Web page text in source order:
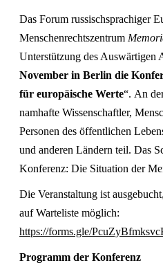
Das Forum russischsprachiger
Menschenrechtszentrum
Unterstützung des Auswärtigen
November in Berlin die
für europäische Werte“. An
namhafte Wissenschaftler,
Personen des öffentlichen
und anderen Ländern teil. Das
Konferenz: Die Situation der
Die Veranstaltung ist
auf Warteliste möglich:
https://forms.gle/
Programm der Konferenz